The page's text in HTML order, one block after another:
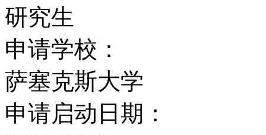
大学的员工中出过三名
会成员、六名英国社会
奖(Crafoord)获得者。萨
和政府机构获得的高资
研究生
申请学校：
萨塞克斯大学
申请启动日期：